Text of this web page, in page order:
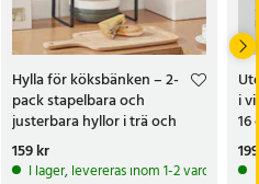
Hylla för köksbänken – 2-
pack stapelbara och
justerbara hyllor i trä och
metall
Pris:159 kr
159 kr
I lager, levereras inom 1-2 vardagar
i
16